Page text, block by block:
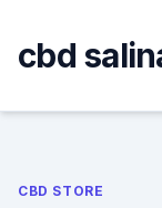
content
cbd
CBD STORE